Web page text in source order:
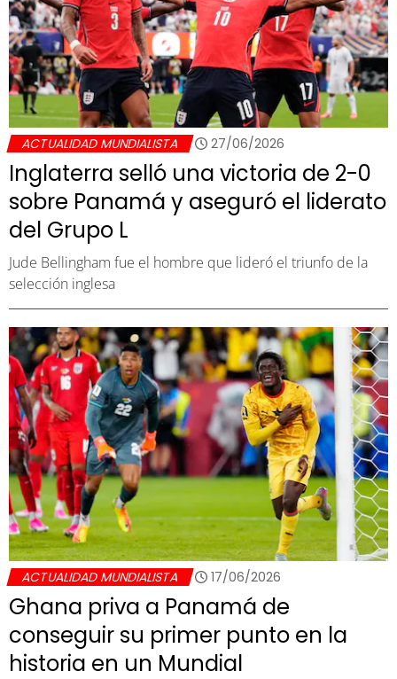
ACTUALIDAD MUNDIALISTA 27/06/2026
Inglaterra selló una victoria de 2-0
sobre Panamá y aseguró el liderato
del Grupo L
Jude Bellingham fue el hombre que lideró el triunfo de la
selección inglesa
ACTUALIDAD MUNDIALISTA 17/06/2026
Ghana priva a Panamá de
conseguir su primer punto en la
historia en un Mundial